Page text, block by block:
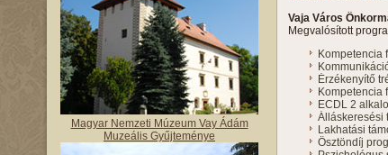
Magyar Nemzeti Múzeum Vay Ádám
Muzeális Gyűjteménye
Vaja Város
Megvalósított
Kompetencia
Érzékenyítő
Kompetencia
ECDL 2
Álláskeresési
Lakhatási
Ösztöndíj